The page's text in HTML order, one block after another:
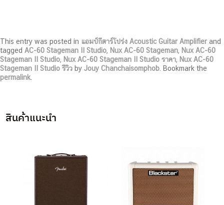
This entry was posted in แอมป์กีตาร์โปร่ง Acoustic Guitar Amplifier and
tagged AC-60 Stageman II Studio Nux AC-60 Stageman Nux AC-60
Stageman II Studio Nux AC-60 Stageman II Studio ราคา Nux AC-60
Stageman II Studio รีวิว by Jouy Chanchaisomphob . Bookmark the
permalink
สินค้าแนะนำ